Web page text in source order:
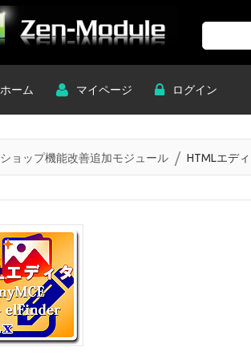
Search
ホーム マイページ ログイン
ショップ機能改善追加モジュール HTMLエデ